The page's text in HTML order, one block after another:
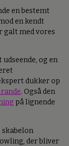
en bestemt
en kendt
galt med vores
og en
dukker op
. Også den
på lignende
skabelon
der bliver